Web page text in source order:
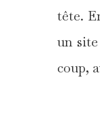
tête.
un
coup,